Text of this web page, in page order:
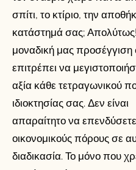
σπίτι, το κτίριο, την
κατάστημά σας;
μοναδική μας προσέγγιση
επιτρέπει να
αξία κάθε τετραγωνικού
ιδιοκτησίας σας. Δεν είναι
απαραίτητο να επενδύσετε
οικονομικούς πόρους σε
διαδικασία. Το μόνο που